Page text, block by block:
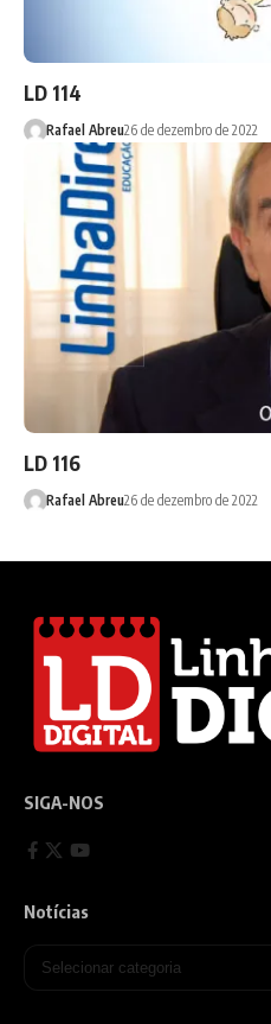
LD 114
Rafael Abreu26 de dezembro de 2022
LD 116
Rafael Abreu26 de dezembro de 2022
SIGA-NOS
Notícias